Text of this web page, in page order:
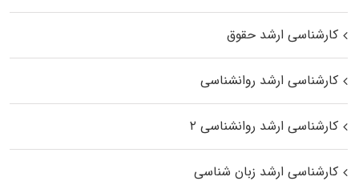
کارشناسی ارشد حقوق
کارشناسی ارشد روانشناسی
کارشناسی ارشد روانشناسی ۲
کارشناسی ارشد زبان شناسی